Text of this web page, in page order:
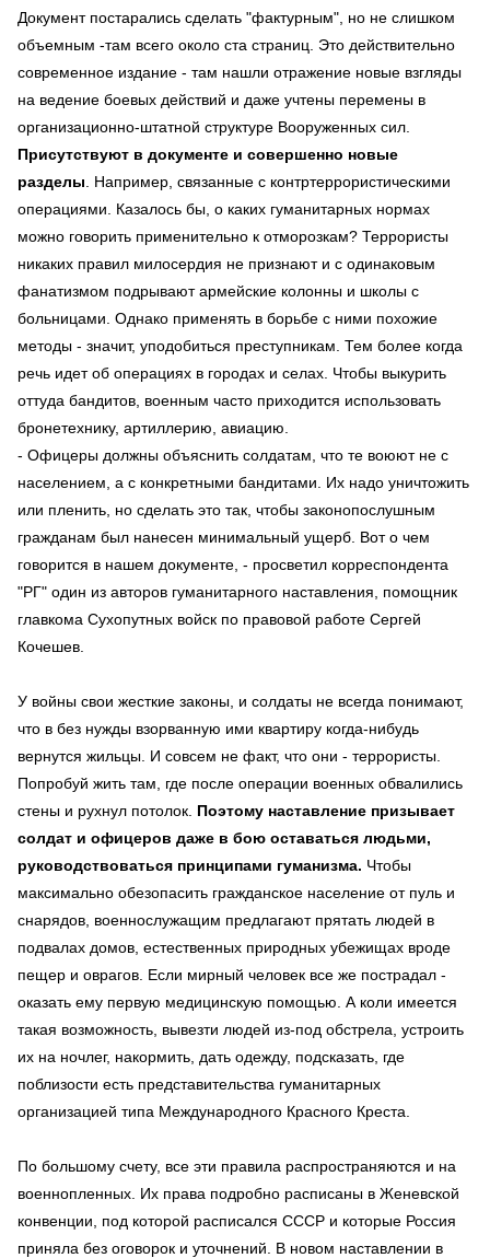
Документ постарались сделать "фактурным", но не слишком
объемным -там всего около ста страниц. Это действительно
современное издание - там нашли отражение новые взгляды
на ведение боевых действий и даже учтены перемены в
организационно-штатной структуре Вооруженных сил.
Присутствуют в документе и совершенно новые
разделы . Например, связанные с контртеррористическими
операциями. Казалось бы, о каких гуманитарных нормах
можно говорить применительно к отморозкам? Террористы
никаких правил милосердия не признают и с одинаковым
фанатизмом подрывают армейские колонны и школы с
больницами. Однако применять в борьбе с ними похожие
методы - значит, уподобиться преступникам. Тем более когда
речь идет об операциях в городах и селах. Чтобы выкурить
оттуда бандитов, военным часто приходится использовать
бронетехнику, артиллерию, авиацию.
- Офицеры должны объяснить солдатам, что те воюют не с
населением, а с конкретными бандитами. Их надо уничтожить
или пленить, но сделать это так, чтобы законопослушным
гражданам был нанесен минимальный ущерб. Вот о чем
говорится в нашем документе, - просветил корреспондента
"РГ" один из авторов гуманитарного наставления, помощник
главкома Сухопутных войск по правовой работе Сергей
Кочешев.
У войны свои жесткие законы, и солдаты не всегда понимают,
что в без нужды взорванную ими квартиру когда-нибудь
вернутся жильцы. И совсем не факт, что они - террористы.
Попробуй жить там, где после операции военных обвалились
стены и рухнул потолок. Поэтому наставление призывает
солдат и офицеров даже в бою оставаться людьми,
руководствоваться принципами гуманизма. Чтобы
максимально обезопасить гражданское население от пуль и
снарядов, военнослужащим предлагают прятать людей в
подвалах домов, естественных природных убежищах вроде
пещер и оврагов. Если мирный человек все же пострадал -
оказать ему первую медицинскую помощью. А коли имеется
такая возможность, вывезти людей из-под обстрела, устроить
их на ночлег, накормить, дать одежду, подсказать, где
поблизости есть представительства гуманитарных
организацией типа Международного Красного Креста.
По большому счету, все эти правила распространяются и на
военнопленных. Их права подробно расписаны в Женевской
конвенции, под которой расписался СССР и которые Россия
приняла без оговорок и уточнений. В новом наставлении в